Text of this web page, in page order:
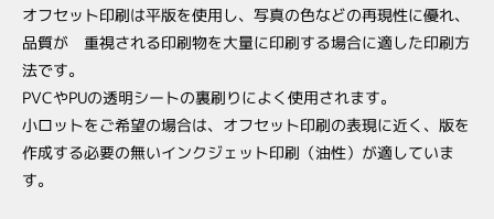
オフセット印刷は平版を使用し、写真の色などの再現性に優れ、
品質が 重視される印刷物を大量に印刷する場合に適した印刷方
法です。
PVCやPUの透明シートの裏刷りによく使用されます。
小ロットをご希望の場合は、オフセット印刷の表現に近く、版を
作成する必要の無いインクジェット印刷（油性）が適していま
す。